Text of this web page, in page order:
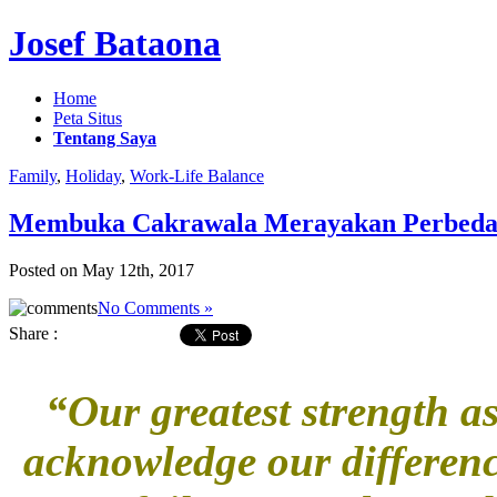
Josef Bataona
Home
Peta Situs
Tentang Saya
Family, Holiday, Work-Life Balance
Membuka Cakrawala Merayakan
Posted on May 12th, 2017
No Comments »
Share :
“Our greatest strength
acknowledge our